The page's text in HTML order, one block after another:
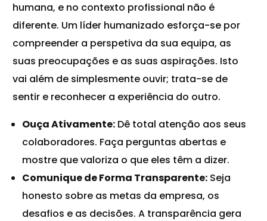
humana, e no contexto profissional não é
diferente. Um líder humanizado esforça-se por
compreender a perspetiva da sua equipa, as
suas preocupações e as suas aspirações. Isto
vai além de simplesmente ouvir; trata-se de
sentir e reconhecer a experiência do outro.
Ouça Ativamente: Dê total atenção aos seus
colaboradores. Faça perguntas abertas e
mostre que valoriza o que eles têm a dizer.
Comunique de Forma Transparente: Seja
honesto sobre as metas da empresa, os
desafios e as decisões. A transparência gera